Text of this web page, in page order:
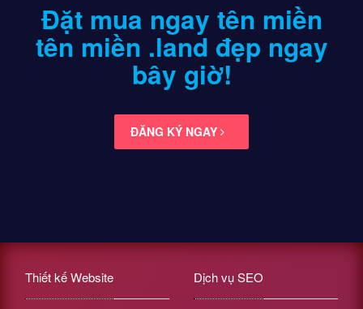
Đặt mua ngay tên miền
tên miền .land đẹp ngay
bây giờ!
ĐĂNG KÝ NGAY
Thiết kế Website Dịch vụ SEO